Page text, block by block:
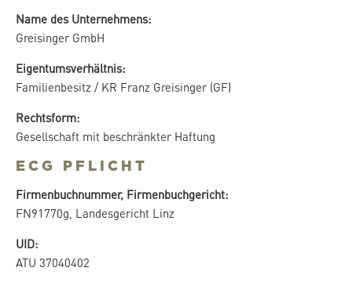
Name des Unternehmens:
Greisinger GmbH
Eigentumsverhältnis:
Familienbesitz / KR Franz Greisinger (GF)
Rechtsform:
Gesellschaft mit beschränkter Haftung
ECG PFLICHT
Firmenbuchnummer, Firmenbuchgericht:
FN91770g, Landesgericht Linz
UID:
ATU 37040402